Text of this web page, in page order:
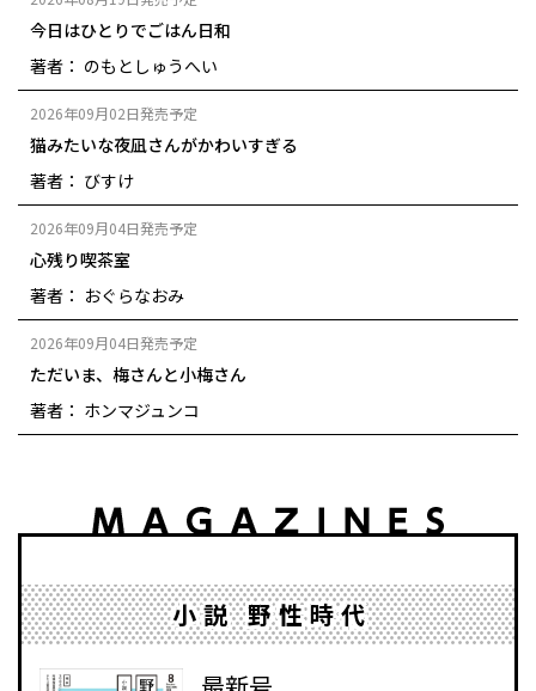
今日はひとりでごはん日和
著者： のもとしゅうへい
2026年09月02日発売予定
猫みたいな夜凪さんがかわいすぎる
著者： びすけ
2026年09月04日発売予定
心残り喫茶室
著者： おぐらなおみ
2026年09月04日発売予定
ただいま、梅さんと小梅さん
著者： ホンマジュンコ
小説 野性時代